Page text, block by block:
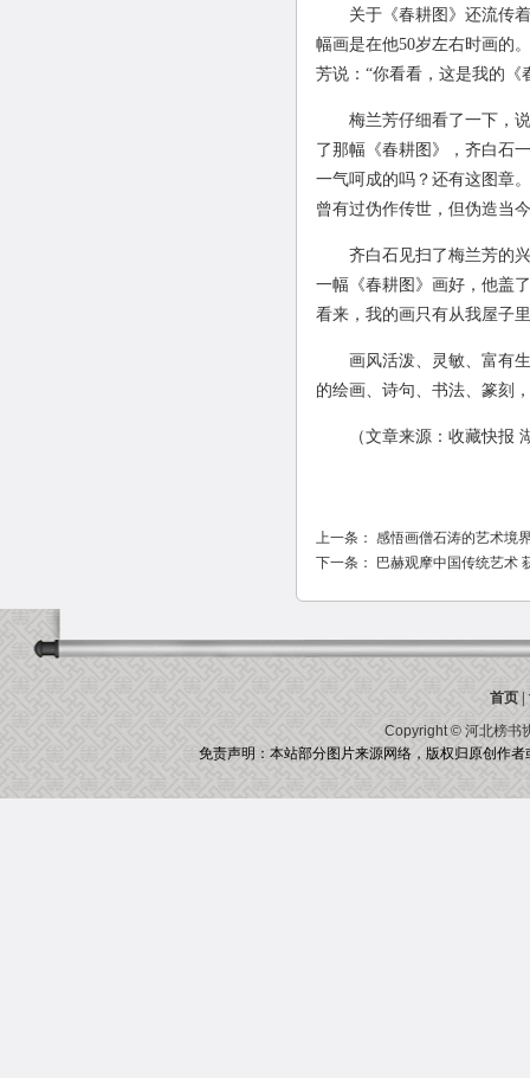
关于《春耕图》还流传着
幅画是在他50岁左右时画的
芳说：“你看看，这是我的《
梅兰芳仔细看了一下，说
了那幅《春耕图》，齐白石
一气呵成的吗？还有这图章
曾有过伪作传世，但伪造当
齐白石见扫了梅兰芳的兴
一幅《春耕图》画好，他盖
看来，我的画只有从我屋子
画风活泼、灵敏、富有生
的绘画、诗句、书法、篆刻
（文章来源：收藏快报
上一条： 感悟画僧石涛的艺术境
下一条：
巴赫观摩中国传统艺术
首页|
Copyright © 河北榜书
免责声明：本站部分图片来源网络，版权归原创作